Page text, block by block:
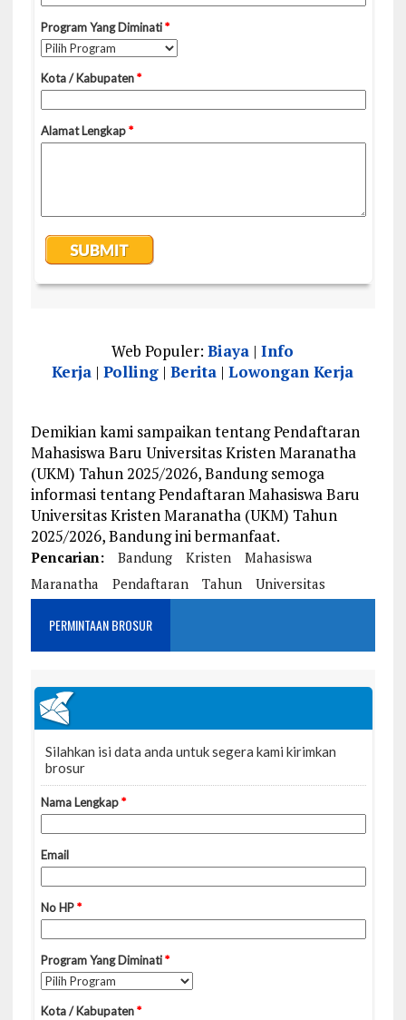
Web Populer:Biaya |Info
Kerja |Polling |Berita |Lowongan Kerja
Demikian kami sampaikan tentang Pendaftaran
Mahasiswa Baru Universitas Kristen Maranatha
(UKM) Tahun 2025/2026, Bandung semoga
informasi tentang Pendaftaran Mahasiswa Baru
Universitas Kristen Maranatha (UKM) Tahun
2025/2026, Bandung ini bermanfaat.
Pencarian: Bandung Kristen
Mahasiswa
Maranatha
Pendaftaran Tahun Universitas
PERMINTAAN BROSUR